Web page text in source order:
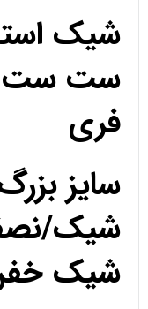
شیک
ست ست
فری
سایز
شیک/
شیک